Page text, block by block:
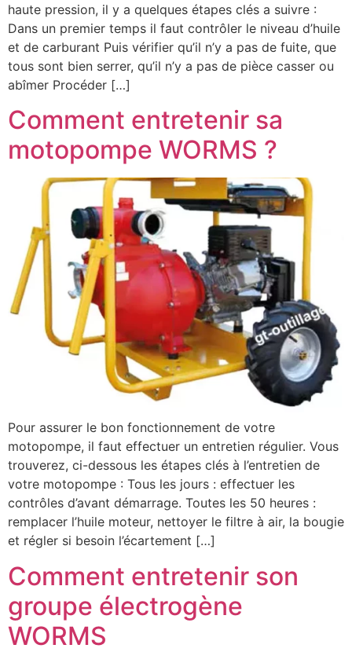
haute pression, il y a quelques étapes clés a suivre :
Dans un premier temps il faut contrôler le niveau d’huile
et de carburant Puis vérifier qu’il n’y a pas de fuite, que
tous sont bien serrer, qu’il n’y a pas de pièce casser ou
abîmer Procéder […]
Comment entretenir sa
motopompe WORMS ?
Pour assurer le bon fonctionnement de votre
motopompe, il faut effectuer un entretien régulier. Vous
trouverez, ci-dessous les étapes clés à l’entretien de
votre motopompe : Tous les jours : effectuer les
contrôles d’avant démarrage. Toutes les 50 heures :
remplacer l’huile moteur, nettoyer le filtre à air, la bougie
et régler si besoin l’écartement […]
Comment entretenir son
groupe électrogène
WORMS